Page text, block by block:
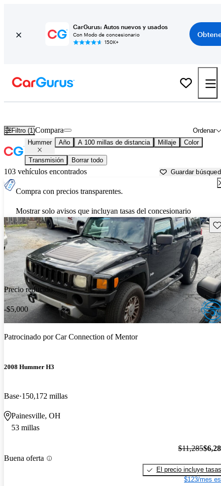
CarGurus: Autos nuevos y usados
Con Modo de concesionario
150K+
Filtro (1) Ordenar
Compara
Hummer Año A 100 millas de distancia Millaje Color
Transmisión Borrar todo
103 vehículos encontrados Guardar
Compra con precios transparentes.
Mostrar solo avisos que incluyan tasas del concesionario
Precio reducido
-$5,000
Patrocinado porCar Connection of Mentor
2008 Hummer H3
Base 150,172 millas
Painesville, OH
53 millas
Buena oferta
$11,285
El precio incluye tasas
$123/mes